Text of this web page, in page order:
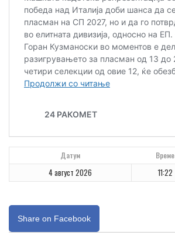
Датум Време
4 август 2026 11:22
Share on Facebook